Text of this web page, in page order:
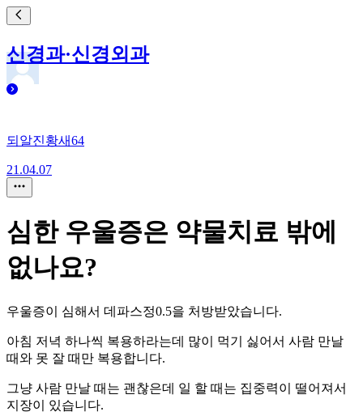
신경과·신경외과
되알진황새64
21.04.07
심한 우울증은 약물치료 밖에
없나요?
우울증이 심해서 데파스정0.5을 처방받았습니다.
아침 저녁 하나씩 복용하라는데 많이 먹기 싫어서 사람 만날
때와 못 잘 때만 복용합니다.
그냥 사람 만날 때는 괜찮은데 일 할 때는 집중력이 떨어져서
지장이 있습니다.